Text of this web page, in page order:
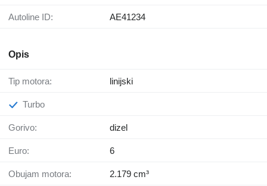
Autoline ID: AE41234
Opis
Tip motora: linijski
Turbo
Gorivo: dizel
Euro: 6
Obujam motora: 2.179 cm³